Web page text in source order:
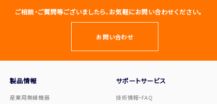
ご相談・ご質問等ございましたら、お気軽にお問い合わせください。
お問い合わせ
製品情報
産業用無線機器
サポートサービス
技術情報・FAQ